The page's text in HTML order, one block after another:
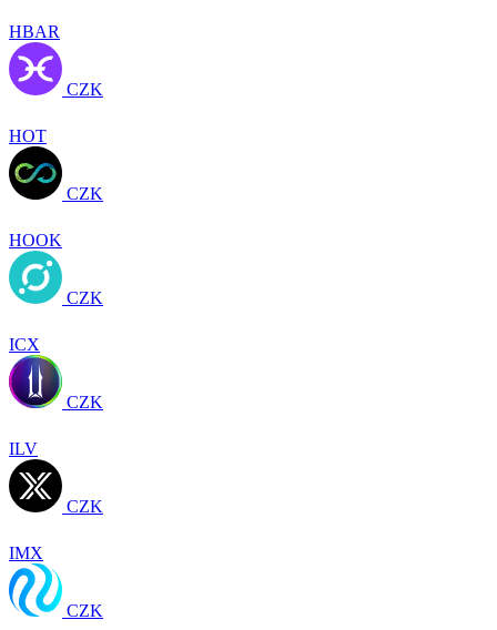
HBAR
CZK
HOT
CZK
HOOK
CZK
ICX
CZK
ILV
CZK
IMX
CZK